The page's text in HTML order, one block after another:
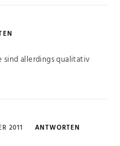
sind allerdings qualitativ
2011 ANTWORTEN